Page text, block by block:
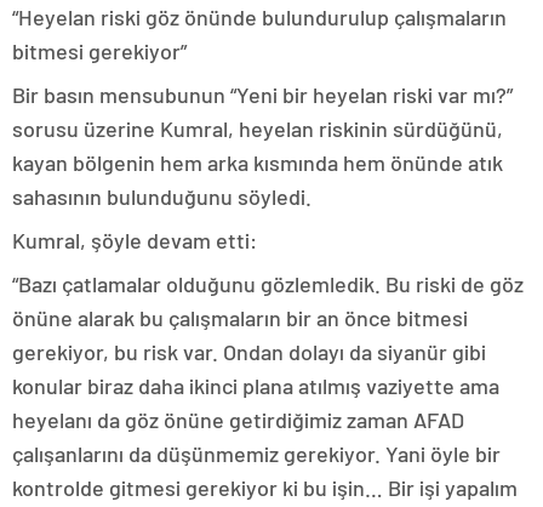
“Heyelan riski göz önünde bulundurulup çalışmaların
bitmesi gerekiyor”
Bir basın mensubunun “Yeni bir heyelan riski var mı?”
sorusu üzerine Kumral, heyelan riskinin sürdüğünü,
kayan bölgenin hem arka kısmında hem önünde atık
sahasının bulunduğunu söyledi.
Kumral, şöyle devam etti:
“Bazı çatlamalar olduğunu gözlemledik. Bu riski de göz
önüne alarak bu çalışmaların bir an önce bitmesi
gerekiyor, bu risk var. Ondan dolayı da siyanür gibi
konular biraz daha ikinci plana atılmış vaziyette ama
heyelanı da göz önüne getirdiğimiz zaman AFAD
çalışanlarını da düşünmemiz gerekiyor. Yani öyle bir
kontrolde gitmesi gerekiyor ki bu işin… Bir işi yapalım